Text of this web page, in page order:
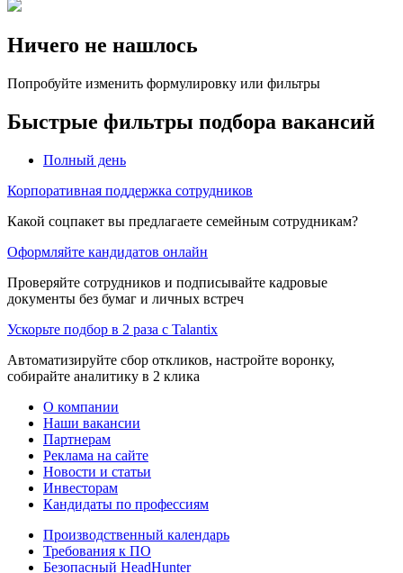
Ничего не нашлось
Попробуйте изменить формулировку или фильтры
Быстрые фильтры подбора вакансий
Полный день
Корпоративная поддержка сотрудников
Какой соцпакет вы предлагаете семейным сотрудникам?
Оформляйте кандидатов онлайн
Проверяйте сотрудников и подписывайте кадровые
документы без бумаг и личных встреч
Ускорьте подбор в 2 раза с Talantix
Автоматизируйте сбор откликов, настройте воронку,
собирайте аналитику в 2 клика
О компании
Наши вакансии
Партнерам
Реклама на сайте
Новости и статьи
Инвесторам
Кандидаты по профессиям
Производственный календарь
Требования к ПО
Безопасный HeadHunter